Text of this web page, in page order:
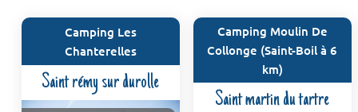
Camping Les
Chanterelles
Saint rémy sur durolle
Camping Moulin De
Collonge (Saint-Boil à 6
km)
Saint martin du tartre